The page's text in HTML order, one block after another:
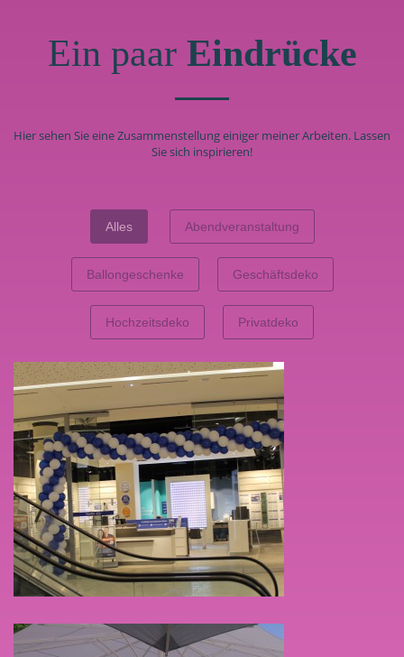
Ein paar Eindrücke
Hier sehen Sie eine Zusammenstellung einiger meiner Arbeiten. Lassen
Sie sich inspirieren!
Alles Abendveranstaltung
Ballongeschenke Geschäftsdeko
Hochzeitsdeko Privatdeko